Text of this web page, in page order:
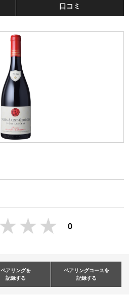
口コミ
0
ペアリングを
記録する
ペアリングコースを
記録する